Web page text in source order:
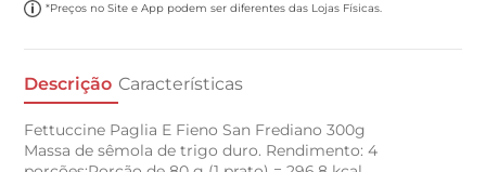
*Preços no Site e App podem ser diferentes das Lojas Físicas.
Descrição Características
Fettuccine Paglia E Fieno San Frediano 300g
Massa de sêmola de trigo duro. Rendimento: 4